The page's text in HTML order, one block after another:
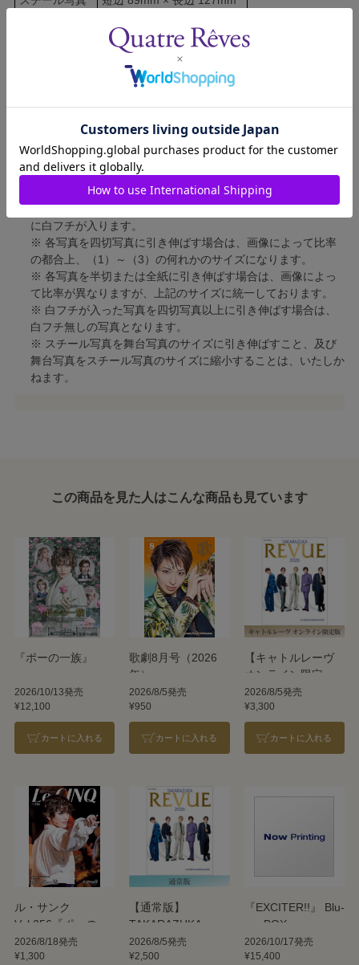
短辺 127mm × 長辺 178mm
短辺 217mm × 長辺 305mm
短辺 213mm × 長辺 305mm
短辺 305mm × 長辺 432mm
全紙写真
短辺 402mm × 長辺 559mm
写真のサイズにつきまして、下記の件も併せてご了承ください。
※ 宝塚大劇場および新人公演の舞台写真につきましては、4辺
に白フチが入ります。
※ 各写真を四切写真に引き伸ばす場合は、画像によって比率
の都合上、（1）～（3）の何れかのサイズになります。
※ 各写真を半切または全紙に引き伸ばす場合は、画像によっ
て比率が異なりますが、上記のサイズに統一しております。
※ 白フチが入った写真を四切写真以上に引き伸ばす場合は、
白フチ無しの写真となります。
※ スチール写真を舞台写真のサイズに引き伸ばすこと、及び
舞台写真をスチール写真のサイズに縮小することは、いたしか
ねます。
この商品を見た人はこんな商品も見ています
『ポーの一族』
2026/10/13発売
¥12,100
カートに入れる
歌劇8月号（2026
年）
2026/8/5発売
¥950
カートに入れる
【キャトルレーヴ
オンライン限定
版】TAKARAZUKA
REVUE 2026
2026/8/5発売
¥3,300
カートに入れる
ル・サンク
Vol.256『ポーの一
族』＜雪組＞
2026/8/18発売
¥1,300
【通常版】
TAKARAZUKA
REVUE 2026
2026/8/5発売
¥2,500
『EXCITER!!』 Blu-
ray BOX
2026/10/17発売
¥15,400